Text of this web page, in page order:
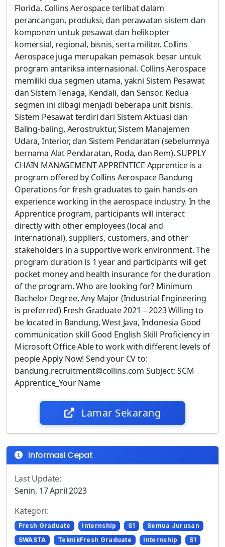
Florida. Collins Aerospace terlibat dalam
perancangan, produksi, dan perawatan sistem dan
komponen untuk pesawat dan helikopter
komersial, regional, bisnis, serta militer. Collins
Aerospace juga merupakan pemasok besar untuk
program antariksa internasional. Collins Aerospace
memiliki dua segmen utama, yakni Sistem Pesawat
dan Sistem Tenaga, Kendali, dan Sensor. Kedua
segmen ini dibagi menjadi beberapa unit bisnis.
Sistem Pesawat terdiri dari Sistem Aktuasi dan
Baling-baling, Aerostruktur, Sistem Manajemen
Udara, Interior, dan Sistem Pendaratan (sebelumnya
bernama Alat Pendaratan, Roda, dan Rem). SUPPLY
CHAIN MANAGEMENT APPRENTICE Apprentice is a
program offered by Collins Aerospace Bandung
Operations for fresh graduates to gain hands-on
experience working in the aerospace industry. In the
Apprentice program, participants will interact
directly with other employees (local and
international), suppliers, customers, and other
stakeholders in a supportive work environment. The
program duration is 1 year and participants will get
pocket money and health insurance for the duration
of the program. Who are looking for? Minimum
Bachelor Degree, Any Major (Industrial Engineering
is preferred) Fresh Graduate 2021 – 2023 Willing to
be located in Bandung, West Java, Indonesia Good
communication skill Good English Skill Proficiency in
Microsoft Office Able to work with different levels of
people Apply Now! Send your CV to:
bandung.recruitment@collins.com Subject: SCM
Apprentice_Your Name
Lamar Sekarang
Informasi Cepat
Last Update:
Senin, 17 April 2023
Kategori:
Fresh Graduate Internship S1
Semua Jurusan
SWASTA
TeknikFresh Graduate Internship
S1